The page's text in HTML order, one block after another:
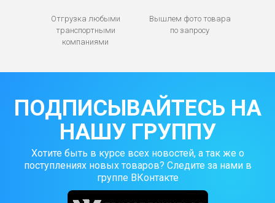
Отгрузка любыми
транспортными
компаниями
Вышлем фото товара
по запросу
ПОДПИСЫВАЙТЕСЬ НА
НАШУ ГРУППУ
Хотите быть в курсе всех новостей, а так же о
поступлениях новых товаров? Следите за нами в
группе ВКонтакте